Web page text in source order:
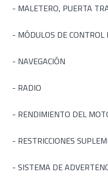
- MALETERO, PUERTA
- MÓDULOS DE CONTROL
- NAVEGACIÓN
- RADIO
- RENDIMIENTO DEL
- RESTRICCIONES
- SISTEMA DE